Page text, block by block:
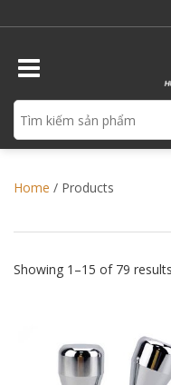
Home / Products
Showing 1–15 of 79 results